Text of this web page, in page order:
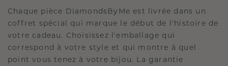
Chaque pièce DiamondsByMe est livrée dans un
coffret spécial qui marque le début de l'histoire de
votre cadeau. Choisissez l'emballage qui
correspond à votre style et qui montre à quel
point vous tenez à votre bijou. La garantie